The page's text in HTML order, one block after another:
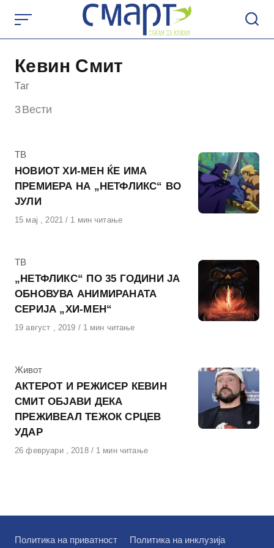
content
Кевин Смит
Таг
3Вести
КАтегорија
ТВ
НОВИОТ ХИ-МЕН ЌЕ ИМА
ПРЕМИЕРА НА „НЕТФЛИКС“ ВО
ЈУЛИ
Објавено
15 мај , 2021 1 мин читање
КАтегорија
ТВ
„НЕТФЛИКС“ ПО 35 ГОДИНИ ЈА
ОБНОВУВА АНИМИРАНАТА
СЕРИЈА „ХИ-МЕН“
Објавено
19 август , 2019 1 мин читање
КАтегорија
Живот
АКТЕРОТ И РЕЖИСЕР КЕВИН
СМИТ ОБЈАВИ ДЕКА
ПРЕЖИВЕАЛ ТЕЖОК СРЦЕВ
УДАР
Објавено
26 февруари , 2018 1 мин читање
Политика на приватност Политика на инклузија